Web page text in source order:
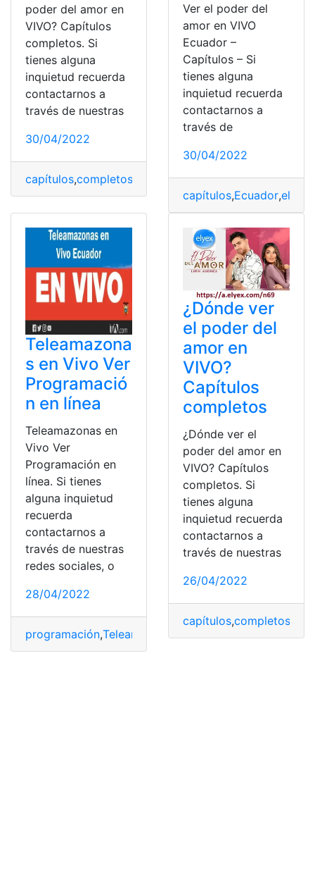
poder del amor en
VIVO? Capítulos
completos. Si
tienes alguna
inquietud recuerda
contactarnos a
través de nuestras
30/04/2022
capítulos,completos el poder del amor,Ver,vivo
Ver el poder del
amor en VIVO
Ecuador –
Capítulos – Si
tienes alguna
inquietud recuerda
contactarnos a
través de
30/04/2022
capítulos,Ecuador,el
Teleamazona
s en Vivo Ver
Programació
n en línea
Teleamazonas en
Vivo Ver
Programación en
línea. Si tienes
alguna inquietud
recuerda
contactarnos a
través de nuestras
redes sociales, o
28/04/2022
programación,Teleamazonas,Ver,vivo
¿Dónde ver
el poder del
amor en
VIVO?
Capítulos
completos
¿Dónde ver el
poder del amor en
VIVO? Capítulos
completos. Si
tienes alguna
inquietud recuerda
contactarnos a
través de nuestras
26/04/2022
capítulos,completos